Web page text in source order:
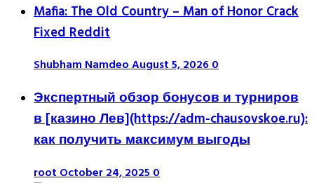
Mafia: The Old Country – Man of Honor Crack
Fixed Reddit
Shubham NamdeoAugust 5, 20260
Экспертный обзор бонусов и турниров
в [казино Лев](https://adm-chausovskoe.ru):
как получить максимум выгоды
rootOctober 24, 20250